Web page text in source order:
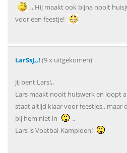
,, Hij maakt ook bijna nooit
voor een feestje!
LarSsJ,,! (9 x uitgekomen)
Jij bent Lars!,,
Lars maakt nooit huiswerk en loopt
staat altijd klaar voor feestjes,, maar
bij hem niet in
..
Lars is Voetbal-Kampioen!